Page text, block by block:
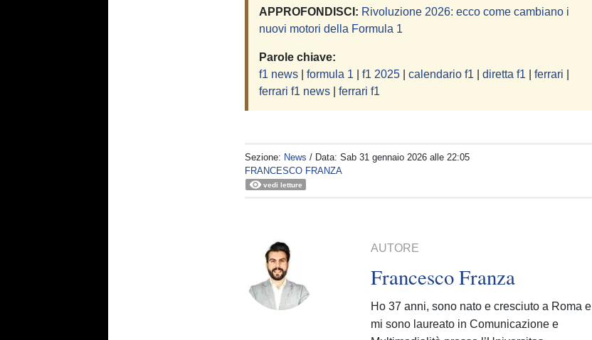
APPROFONDISCI: Rivoluzione 2026: ecco come cambiano i
nuovi motori della Formula 1
Parole chiave:
f1 news |formula 1 |f1 2025 |calendario f1 |diretta f1 |ferrari
ferrari f1 news |ferrari f1
Sezione: News / Data:Sab 31 gennaio 2026 alle 22:05
FRANCESCO FRANZA
vedi letture
AUTORE
Francesco Franza
Ho 37 anni, sono nato e cresciuto a Roma e
mi sono laureato in Comunicazione e